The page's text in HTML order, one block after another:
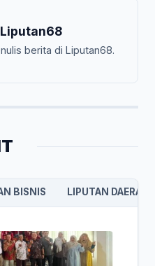
Liputan68
berita di Liputan68.
BISNIS LIPUTAN DAERAH